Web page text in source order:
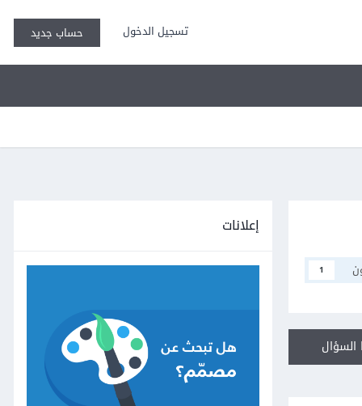
تسجيل الدخول حساب جديد
1
إعلانات